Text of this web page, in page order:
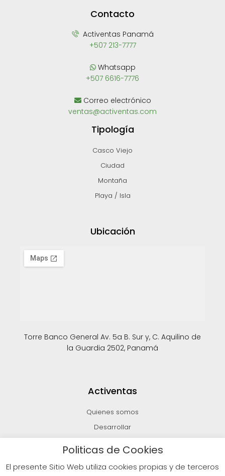
Contacto
Activentas Panamá
+507 213-7777
Whatsapp
+507 6616-7776
Correo electrónico
ventas@activentas.com
Tipología
Casco Viejo
Ciudad
Montaña
Playa / Isla
Ubicación
Torre Banco General Av. 5a B. Sur y, C. Aquilino de
la Guardia 2502, Panamá
Activentas
Quienes somos
Desarrollar
Blog
Politicas de Cookies
El presente Sitio Web utiliza cookies propias y de terceros